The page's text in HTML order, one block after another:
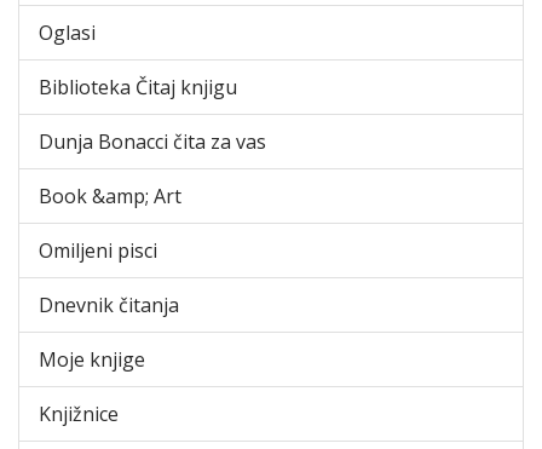
Oglasi
Biblioteka Čitaj knjigu
Dunja Bonacci čita za vas
Book &amp; Art
Omiljeni pisci
Dnevnik čitanja
Moje knjige
Knjižnice